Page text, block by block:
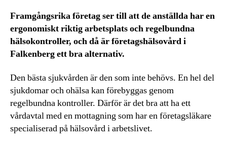
Framgångsrika företag ser till att de anställda har en
ergonomiskt riktig arbetsplats och regelbundna
hälsokontroller, och då är företagshälsovård i
Falkenberg ett bra alternativ.
Den bästa sjukvården är den som inte behövs. En hel del
sjukdomar och ohälsa kan förebyggas genom
regelbundna kontroller. Därför är det bra att ha ett
vårdavtal med en mottagning som har en företagsläkare
specialiserad på hälsovård i arbetslivet.